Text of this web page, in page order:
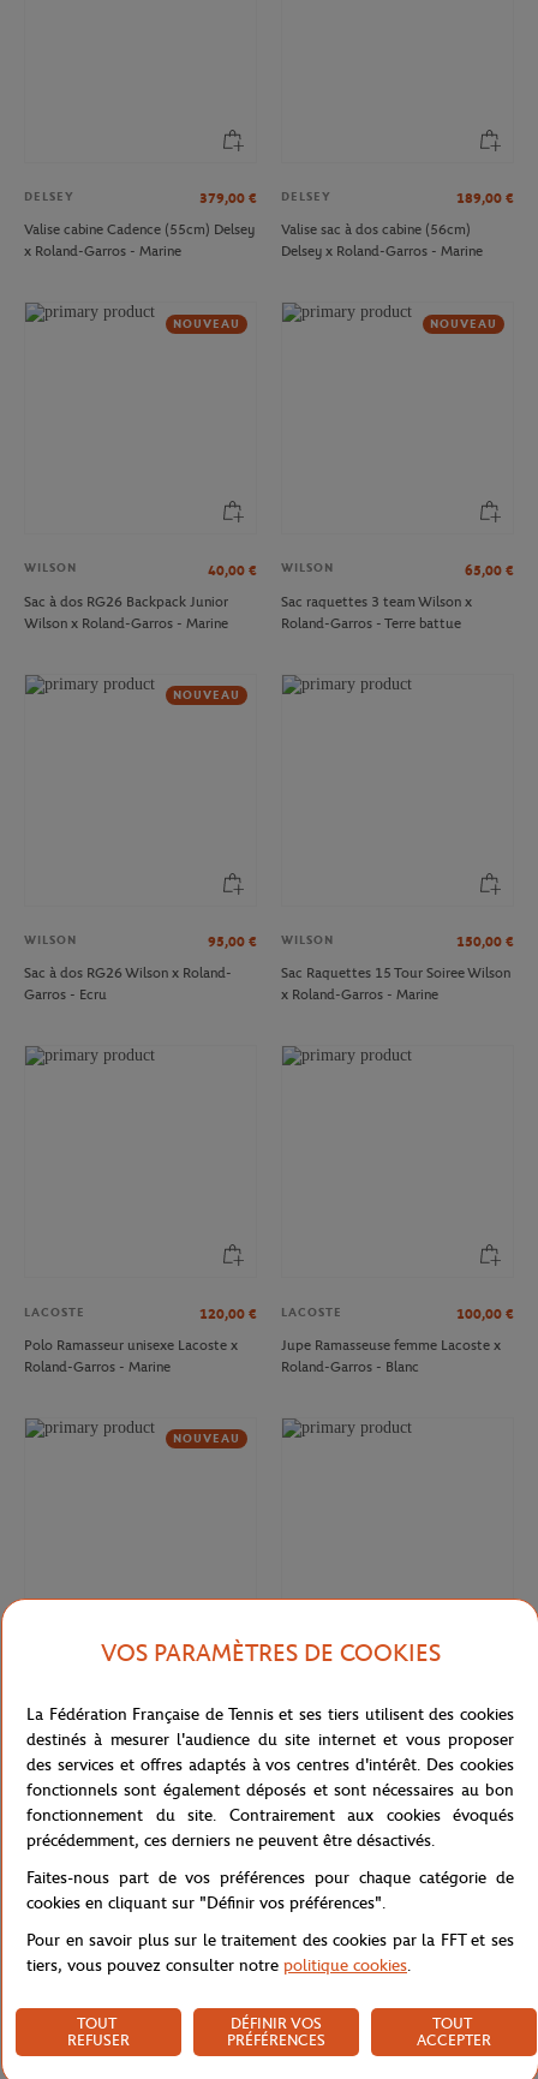
DELSEY 379,00 €
Valise cabine Cadence (55cm) Delsey
x Roland-Garros - Marine
DELSEY 189,00 €
Valise sac à dos cabine (56cm)
Delsey x Roland-Garros - Marine
NOUVEAU
WILSON 40,00 €
Sac à dos RG26 Backpack Junior
Wilson x Roland-Garros - Marine
NOUVEAU
WILSON 65,00 €
Sac raquettes 3 team Wilson x
Roland-Garros - Terre battue
NOUVEAU
WILSON 95,00 €
Sac à dos RG26 Wilson x Roland-
Garros - Ecru
WILSON 150,00 €
Sac Raquettes 15 Tour Soiree Wilson
x Roland-Garros - Marine
LACOSTE 120,00 €
Polo Ramasseur unisexe Lacoste x
Roland-Garros - Marine
LACOSTE 100,00 €
Jupe Ramasseuse femme Lacoste x
Roland-Garros - Blanc
NOUVEAU
T-Shirt Club homme Lacoste x
Roland-Garros - Ecru
T-shirt Performance homme Lacoste
x Roland-Garros - Vert
WILSON 8,00 €
WILSON 8,00 €
VOS PARAMÈTRES DE COOKIES
La Fédération Française de Tennis et ses tiers utilisent des cookies
destinés à mesurer l'audience du site internet et vous proposer
des services et offres adaptés à vos centres d'intérêt. Des cookies
fonctionnels sont également déposés et sont nécessaires au bon
fonctionnement du site. Contrairement aux cookies évoqués
précédemment, ces derniers ne peuvent être désactivés.
Faites-nous part de vos préférences pour chaque catégorie de
cookies en cliquant sur "Définir vos préférences".
Pour en savoir plus sur le traitement des cookies par la FFT et ses
tiers, vous pouvez consulter notre politique cookies.
TOUT
REFUSER
DÉFINIR VOS
PRÉFÉRENCES
TOUT
ACCEPTER